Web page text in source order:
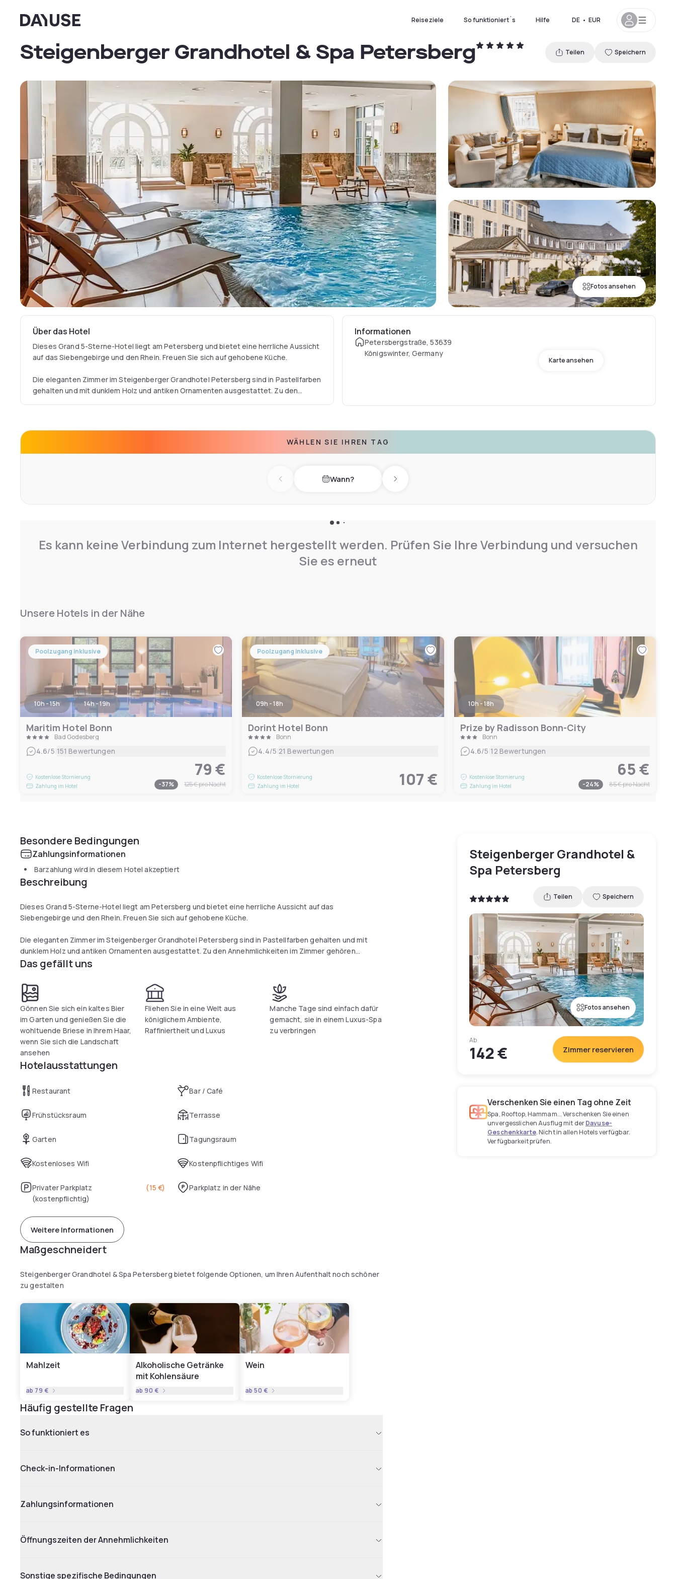
Dayuse Reiseziele So funktioniert´s Hilfe DE • EUR
Fotos ansehen
Steigenberger Grandhotel & Spa Petersberg Teilen Speichern
Über das Hotel
Dieses Grand 5-Sterne-Hotel liegt am Petersberg und bietet eine herrliche Aussicht
auf das Siebengebirge und den Rhein. Freuen Sie sich auf gehobene Küche.
Die eleganten Zimmer im Steigenberger Grandhotel Petersberg sind in Pastellfarben
gehalten und mit dunklem Holz und antiken Ornamenten ausgestattet. Zu den
Bei warmem Wetter können Sie Bier und regionale Rieslingweine im Biergarten des
Informationen
Petersbergstraße, 53639
Königswinter, Germany
Karte ansehen
WÄHLEN SIE IHREN TAG
Previous day Wann? Next day
Es kann keine Verbindung zum Internet hergestellt werden. Prüfen Sie Ihre Verbindung und versuchen
Sie es erneut
Unsere Hotels in der Nähe
Poolzugang inklusive
10h - 15h 14h - 19h
Maritim Hotel Bonn
Bad Godesberg
4.6/5|151 Bewertungen
Kostenlose Stornierung
Zahlung im Hotel
79 €
-37% 125 €pro Nacht
Poolzugang inklusive
09h - 18h
Dorint Hotel Bonn
Bonn
4.4/5|21 Bewertungen
Kostenlose Stornierung
Zahlung im Hotel
107 €
10h - 18h
Prize by Radisson Bonn-City
Bonn
4.6/5|12 Bewertungen
Kostenlose Stornierung
Zahlung im Hotel
65 €
-24% 85 €pro Nacht
Besondere Bedingungen
Zahlungsinformationen
Barzahlung wird in diesem Hotel akzeptiert
Beschreibung
Dieses Grand 5-Sterne-Hotel liegt am Petersberg und bietet eine herrliche Aussicht auf das
Siebengebirge und den Rhein. Freuen Sie sich auf gehobene Küche.
Die eleganten Zimmer im Steigenberger Grandhotel Petersberg sind in Pastellfarben gehalten und mit
dunklem Holz und antiken Ornamenten ausgestattet. Zu den Annehmlichkeiten im Zimmer gehören
Bademäntel und eine Minibar.
Das Frühstück wird im Restaurant Bill's serviert, wo Sie auch internationale Küche genießen können. Das
Bistro Charles bietet eine Auswahl an Kaffee und Kuchen.
Bei warmem Wetter können Sie Bier und regionale Rieslingweine im Biergarten des Grandhotels oder auf
der Restaurantterrasse genießen. Beide Bereiche bieten einen Panoramablick auf das Rheintal.
Das gefällt uns
Gönnen Sie sich ein kaltes Bier
im Garten und genießen Sie die
wohltuende Briese in Ihrem Haar,
wenn Sie sich die Landschaft
ansehen
Fliehen Sie in eine Welt aus
königlichem Ambiente,
Raffiniertheit und Luxus
Manche Tage sind einfach dafür
gemacht, sie in einem Luxus-Spa
zu verbringen
Hotelausstattungen
Restaurant Bar / Café
Frühstücksraum Terrasse
Garten Tagungsraum
Kostenloses Wifi Kostenpflichtiges Wifi
Privater Parkplatz
(kostenpflichtig)
(15 €) Parkplatz in der Nähe
Weitere Informationen
Maßgeschneidert
Steigenberger Grandhotel & Spa Petersberg bietet folgende Optionen, um Ihren Aufenthalt noch schöner
zu gestalten
Mahlzeit
ab 79 €
Alkoholische Getränke
mit Kohlensäure
ab90 €
Wein
ab50 €
Häufig gestellte Fragen
So funktioniert es
Check-in-Informationen
Zahlungsinformationen
Öffnungszeiten der Annehmlichkeiten
Sonstige spezifische Bedingungen
Steigenberger Grandhotel &
Spa Petersberg
Teilen Speichern
Fotos ansehen
Ab
142 € Zimmer reservieren
Verschenken Sie einen Tag ohne Zeit
Spa, Rooftop, Hammam... Verschenken Sie einen
unvergesslichen Ausflug mit derDayuse-
Geschenkkarte. Nicht in allen Hotels verfügbar.
Verfügbarkeit prüfen.